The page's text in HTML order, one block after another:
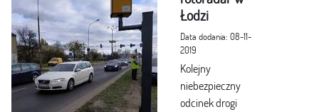
Łodzi
Data dodania: 08-11-
2019
Kolejny
niebezpieczny
odcinek drogi